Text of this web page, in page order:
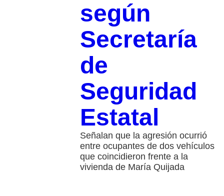
según
Secretaría
de
Seguridad
Estatal
Señalan que la agresión ocurrió
entre ocupantes de dos vehículos
que coincidieron frente a la
vivienda de María Quijada